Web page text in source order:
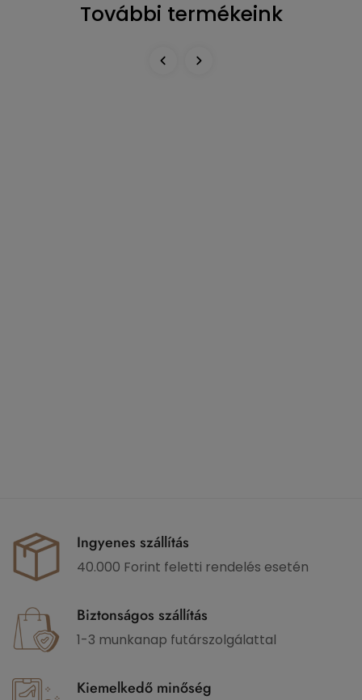
További termékeink
Ingyenes szállítás
40.000 Forint feletti rendelés esetén
Biztonságos szállítás
1-3 munkanap futárszolgálattal
Kiemelkedő minőség